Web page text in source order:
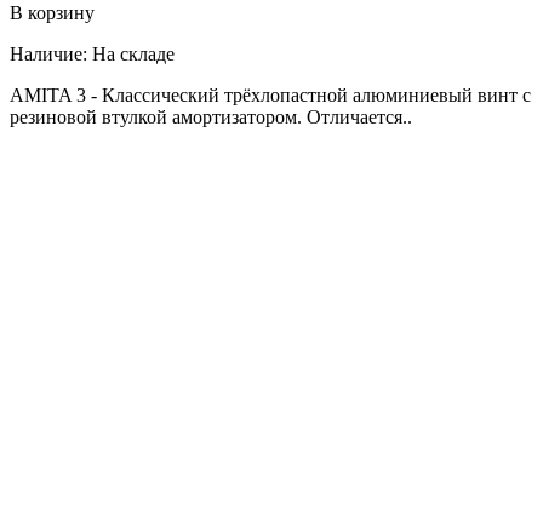
В корзину
Наличие: На складе
AMITA 3 - Классический трёхлопастной алюминиевый винт с
резиновой втулкой амортизатором. Отличается..